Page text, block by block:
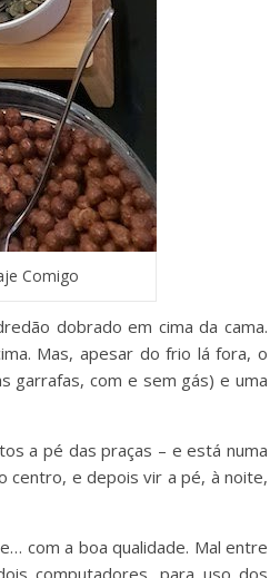
Comigo
dobrado em cima da cama.
Mas, apesar do frio lá fora, o
garrafas, com e sem gás) e uma
a pé das praças – e está numa
centro, e depois vir a pé, à noite,
com a boa qualidade. Mal entre
computadores, para uso dos